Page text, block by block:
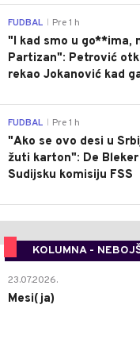
FUDBAL Pre 1 h
"I kad smo u go**ima,
Partizan": Petrović
rekao Jokanović kad
FUDBAL Pre 1 h
"Ako se ovo desi u
žuti karton": De
Sudijsku komisiju FSS
KOLUMNA -
23.07.2026.
Mesi(ja)